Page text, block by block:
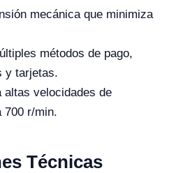
mecánica que minimiza
métodos de pago,
y tarjetas.
altas velocidades de
700 r/min.
Técnicas